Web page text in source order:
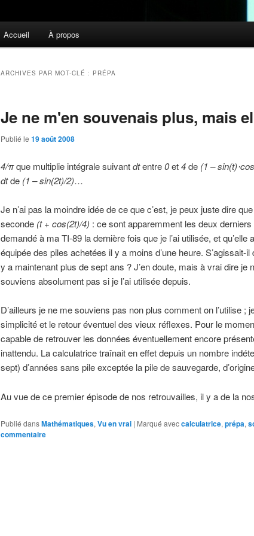
Accueil À propos
ARCHIVES PAR MOT-CLÉ : PRÉPA
Je ne m'en souvenais plus, mais
Publié le 19 août 2008
4/πque multiplie intégrale suivantdtentre0et4de (1 –
dtde (1 – sin(2t)/2)…
Je n’ai pas la moindre idée de ce que c’est, je peux juste dire
seconde (t + cos(2t)/4) : ce sont apparemment les deux derniers
demandé à ma TI-89 la dernière fois que je l’ai utilisée, et qu’elle
équipée des piles achetées il y a moins d’une heure. S’agissait-
y a maintenant plus de sept ans ? J’en doute, mais à vrai dire je
souviens absolument pas si je l’ai utilisée depuis.
D’ailleurs je ne me souviens pas non plus comment on l’utilise ;
simplicité et le retour éventuel des vieux réflexes. Pour le
capable de retrouver les données éventuellement encore
inattendu. La calculatrice traînait en effet depuis un nombre
sept) d’années sans pile exceptée la pile de sauvegarde,
Au vue de ce premier épisode de nos retrouvailles, il y a de la
Publié dansMathématiques, Vu en vrai | Marqué aveccalculatrice, prépa,
commentaire